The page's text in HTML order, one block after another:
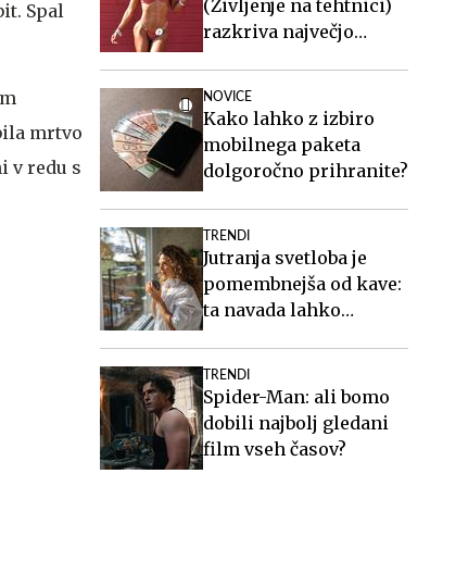
Spal
mrtvo
v redu s
(Življenje na tehtnici)
razkriva največjo
NOVICE
Kako lahko z izbiro
mobilnega paketa
dolgoročno prihranite?
TRENDI
Jutranja svetloba je
pomembnejša od kave:
ta navada lahko
TRENDI
Spider-Man: ali bomo
dobili najbolj gledani
film vseh časov?